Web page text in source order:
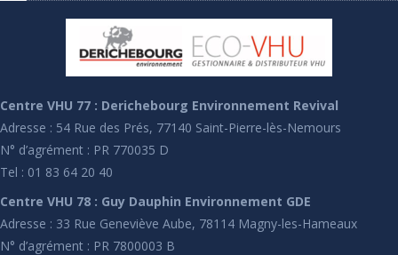
Centre VHU 77 : Derichebourg Environnement Revival
Adresse : 54 Rue des Prés, 77140 Saint-Pierre-lès-Nemours
N° d’agrément : PR 770035 D
Tel : 01 83 64 20 40
Centre VHU 78 : Guy Dauphin Environnement GDE
Adresse : 33 Rue Geneviève Aube, 78114 Magny-les-Hameaux
N° d’agrément : PR 7800003 B